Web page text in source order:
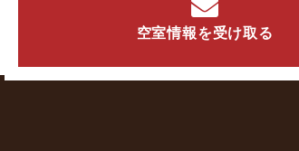
空室情報を受け取る